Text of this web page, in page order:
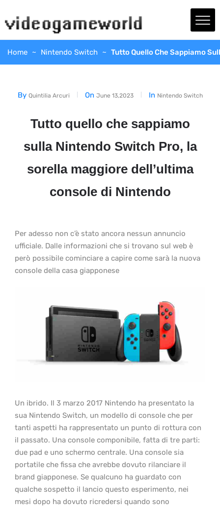
Home Nintendo Switch Tutto Quello Che Sappiamo
By Quintilia Arcuri On June 13,2023 In Nintendo Switch
Tutto quello che sappiamo
sulla Nintendo Switch Pro, la
sorella maggiore dell’ultima
console di Nintendo
Per adesso non c’è stato ancora nessun annuncio
ufficiale. Dalle informazioni che si trovano sul web è
però possibile cominciare a capire come sarà la nuova
console della casa giapponese
Un ibrido. Il 3 marzo 2017 Nintendo ha presentato la
sua Nintendo Switch, un modello di console che per
tanti aspetti ha rappresentato un punto di rottura con
il passato. Una console componibile, fatta di tre parti:
due pad e uno schermo centrale. Una console sia
portatile che fissa che avrebbe dovuto rilanciare il
brand giapponese. Se qualcuno ha guardato con
qualche sospetto il lancio questo esperimento, nei
mesi dopo ha dovuto ricredersi quando sono